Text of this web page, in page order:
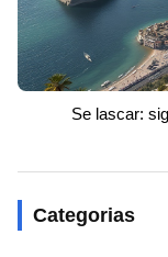
Se lascar:
Categorias